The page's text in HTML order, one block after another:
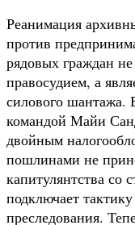
Реанимация
против
рядовых граждан
правосудием, а
силового шантажа.
командой Майи
двойным
пошлинами не
капитулянтства
подключает
преследования.